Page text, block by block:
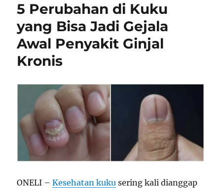
5 Perubahan di Kuku
yang Bisa Jadi Gejala
Awal Penyakit Ginjal
Kronis
ONELI –Kesehatan kuku sering kali dianggap